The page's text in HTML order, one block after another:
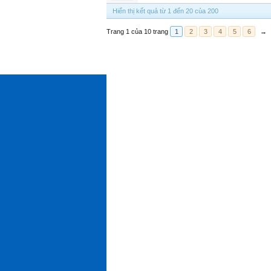
Hiển thị kết quả từ 1 đến 20 của 200
Trang 1 của 10 trang 1 2 3 4 5 6 →